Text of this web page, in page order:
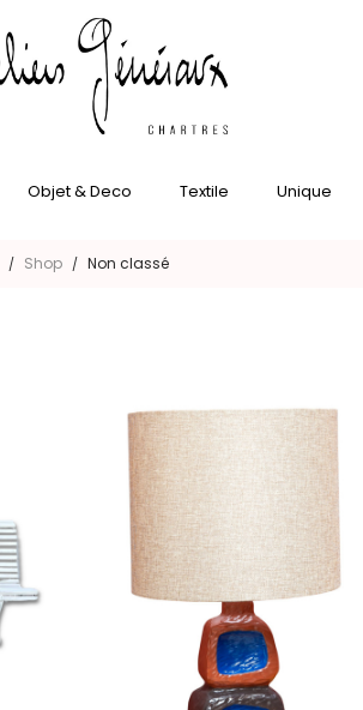
Objet & Deco Textile Unique
/ Shop / Non classé